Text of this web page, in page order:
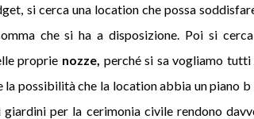
si cerca una location che possa
che si ha a disposizione. Poi si
proprie nozze, perché si sa vogliamo
la possibilità che la location abbia un piano
per la cerimonia civile rendono